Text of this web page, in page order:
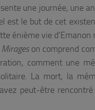
une journée, une
est le but de cet
énième vie
Mirageson comprend
comment une
La mort, la
peut-être